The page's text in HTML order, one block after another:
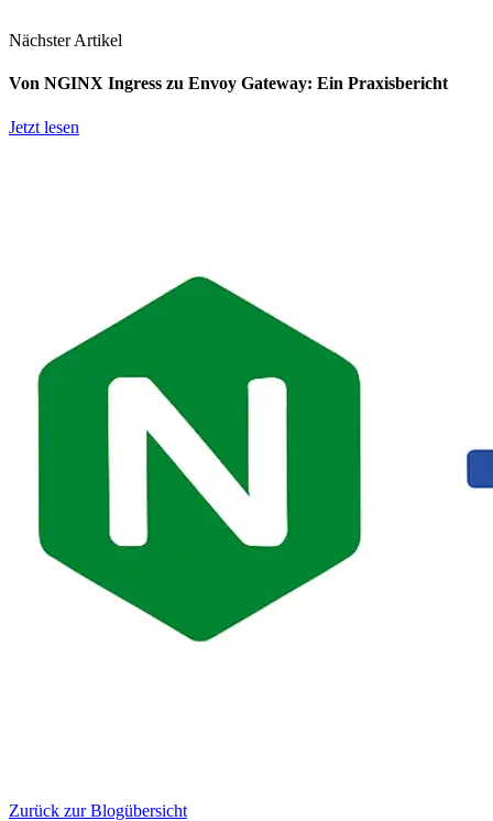
Nächster Artikel
Von NGINX Ingress zu Envoy Gateway: Ein Praxisbericht
Jetzt lesen
Zurück zur Blogübersicht